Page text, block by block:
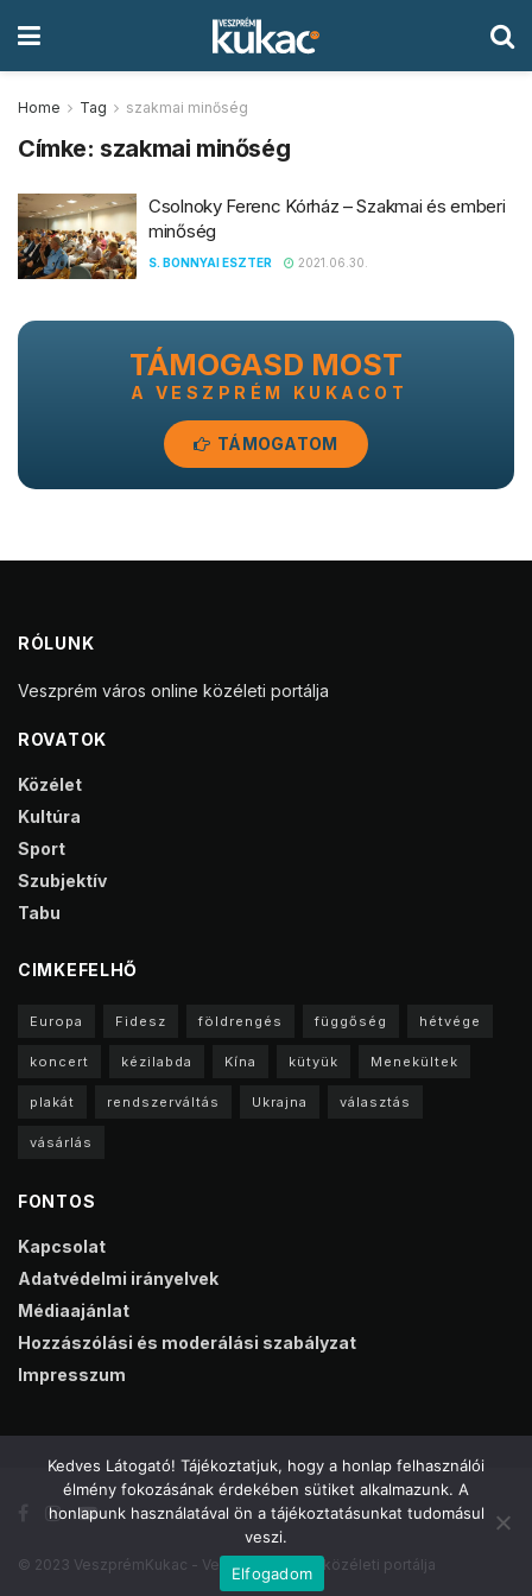
Home Tag szakmai minőség
Címke: szakmai minőség
Csolnoky Ferenc Kórház – Szakmai és emberi
minőség
S. BONNYAI ESZTER 2021.06.30.
TÁMOGASD MOST
A VESZPRÉM KUKACOT
TÁMOGATOM
RÓLUNK
Veszprém város online közéleti portálja
ROVATOK
Közélet
Kultúra
Sport
Szubjektív
Tabu
CIMKEFELHŐ
Europa Fidesz földrengés függőség hétvége
koncert kézilabda Kína kütyük Menekültek
plakát rendszerváltás Ukrajna választás
vásárlás
FONTOS
Kapcsolat
Adatvédelmi irányelvek
Médiaajánlat
Hozzászólási és moderálási szabályzat
Impresszum
© 2023 VeszprémKukac - Veszprém online közéleti portálja
Kedves Látogató! Tájékoztatjuk, hogy a honlap felhasználói
élmény fokozásának érdekében sütiket alkalmazunk. A
honlapunk használatával ön a tájékoztatásunkat tudomásul
veszi.
Elfogadom